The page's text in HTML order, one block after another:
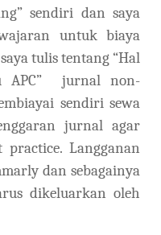
sendiri dan saya
untuk biaya
tulis tentang “Hal
jurnal non-
sendiri sewa
jurnal agar
Langganan
dan sebagainya
dikeluarkan oleh